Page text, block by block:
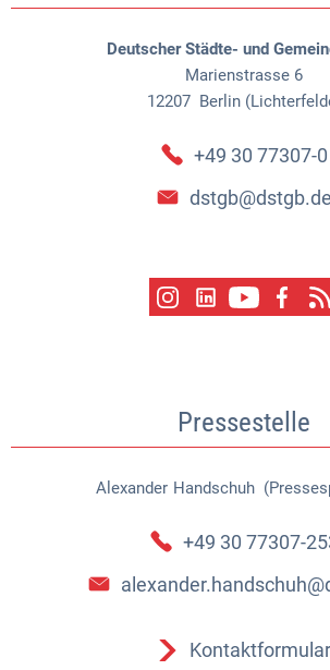
Deutscher Städte- und
Marienstrasse 6
12207 Berlin
+49 30 77307-0
dstgb@dstgb.de
Pressestelle
Alexander HandschuhAlexander
+49 30 77307-
Kontaktformular